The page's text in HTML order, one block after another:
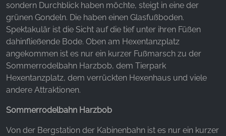
sondern Durchblick haben möchte, steigt in eine der
grünen Gondeln. Die haben einen Glasfußboden.
Spektakulär ist die Sicht auf die tief unter ihren Füßen
dahinfließende Bode. Oben am Hexentanzplatz
angekommen ist es nur ein kurzer Fußmarsch zu der
Sommerrodelbahn Harzbob, dem Tierpark
Hexentanzplatz, dem verrückten Hexenhaus und viele
andere Attraktionen.
Sommerrodelbahn Harzbob
Von der Bergstation der Kabinenbahn ist es nur ein kurzer